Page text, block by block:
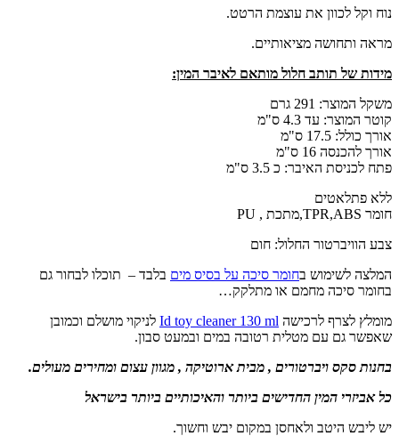
נוח וקל לכוון את עוצמת הרטט.
מראה ותחושה מציאותיים.
מידות של תותב חלול מותאם לאיבר המין:
משקל המוצר: 291 גרם
קוטר המוצר: עד 4.3 ס"מ
אורך כולל: 17.5 ס"מ
אורך להכנסה 16 ס"מ
פתח לכניסת האיבר: כ 3.5 ס"מ
ללא פתלאטים
חומר TPR,ABS,מתכת , PU
צבע הוויברטור החלול: חום
המלצה לשימוש בחומר סיכה על בסיס מים בלבד – תוכלו לבחור גם
בחומר סיכה מחמם או מתלקק…
מומלץ לצרף לרכישה Id toy cleaner 130 ml לניקוי מושלם וכמובן
שאפשר גם עם מטלית רטובה במים ובמעט סבון.
בחנות סקס ויברטורים , מבית ארוטיקה , מגוון עצום ומחירים מעולים.
כל אביזרי המין החדישים ביותר והאיכותיים ביותר בישראל
יש ליבש היטב ולאחסן במקום יבש וחשוך.